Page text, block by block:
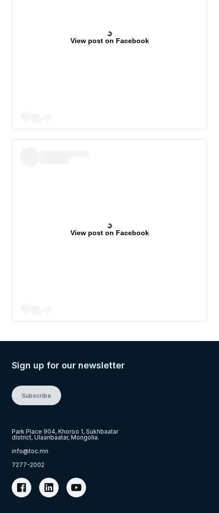
View post on Facebook
View post on Facebook
Sign up for our newsletter
Subscribe
Park Place 904, Khoroo 1, Sukhbaatar
district, Ulaanbaatar, Mongolia.
info@toc.mn
7277-2002